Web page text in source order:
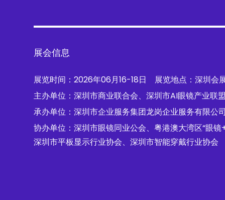
展会信息
展览时间：2026年06月16-18日 展览地点：深圳会
主办单位：深圳市商业联合会、深圳市AI眼镜产业联
承办单位：深圳市企业服务集团龙岗企业服务有限公
协办单位：深圳市眼镜同业公会、粤港澳大湾区“眼
深圳市平板显示行业协会、深圳市智能穿戴行业协会